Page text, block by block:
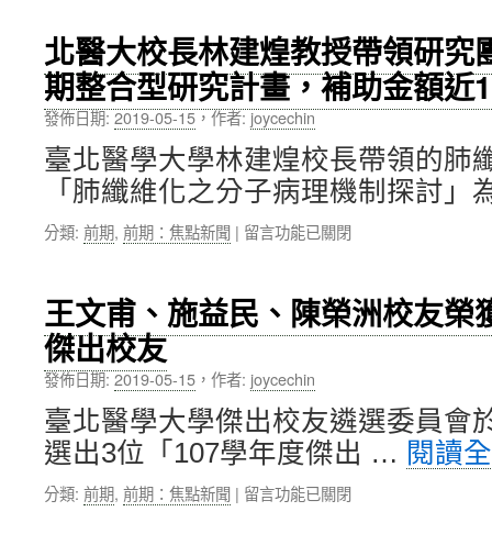
療
中
心
等
關
鍵
建
設
全
力
中〉
中
步
19
名〉
中
煌
校
長
率
團
赴
日
考
察，
借
本
高
齡
及
長
照
產
經
北醫大校長林建煌教授帶領研究
期整合型研究計畫，補助金額近
發佈日期:2019-05-15，作者: joycechin
臺北醫學大學林建煌校長帶領的肺
「肺纖維化之分子病理機制探討
分類: 前期, 前期：焦點新聞 | 在
大
校
長
建
煌
教
授
領
留言功能已關閉
王文甫、施益民、陳榮洲校友榮
傑出校友
發佈日期:2019-05-15 ， 作者: joycechin
臺北醫學大學傑出校友遴選委員會
選出3位「107學年度傑出 … 閱讀
分類: 前期, 前期：焦點新聞 | 在
留言功能已關閉